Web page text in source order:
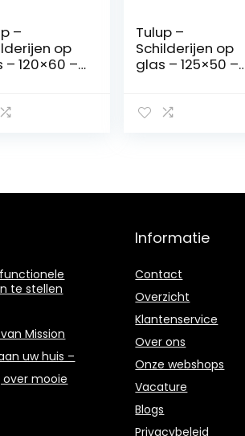
–
op
– 120×60 –
–
Gedrukt –
– Portret
leeuw –
Tulup –
Schilderijen op
glas – 125×50 –
Wanddecor –
Beeld Gedrukt –
Poster – Foto –
Bloemen en
planten –
kruiden – Groen
te stellen
Mission
uw huis –
over mooie
Informatie
Contact
Overzicht
Klantenservice
Over ons
Onze webshops
Vacature
Blogs
Privacybeleid